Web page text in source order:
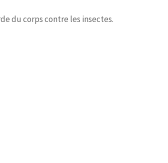
du corps contre les insectes.